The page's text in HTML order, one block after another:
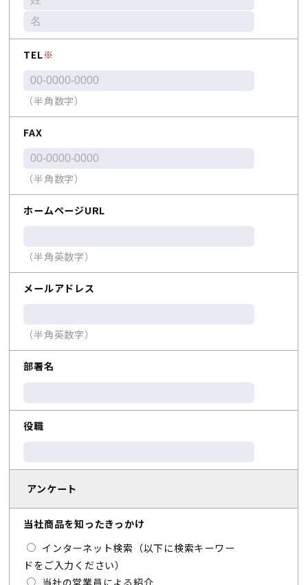
TEL※
（半角数字）
FAX
（半角数字）
ホームページURL
（半角英数字）
メールアドレス
（半角英数字）
部署名
役職
アンケート
当社商品を知ったきっかけ
インターネット検索（以下に検索キーワー
ドをご入力ください）